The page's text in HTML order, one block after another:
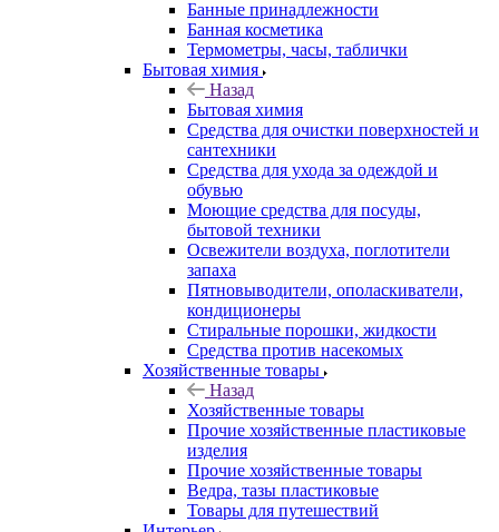
Банные принадлежности
Банная косметика
Термометры, часы, таблички
Бытовая химия
Назад
Бытовая химия
Средства для очистки поверхностей и
сантехники
Средства для ухода за одеждой и
обувью
Моющие средства для посуды,
бытовой техники
Освежители воздуха, поглотители
запаха
Пятновыводители, ополаскиватели,
кондиционеры
Стиральные порошки, жидкости
Средства против насекомых
Хозяйственные товары
Назад
Хозяйственные товары
Прочие хозяйственные пластиковые
изделия
Прочие хозяйственные товары
Ведра, тазы пластиковые
Товары для путешествий